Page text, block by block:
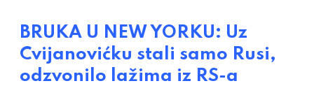
BRUKA U NEW YORKU: Uz
Cvijanovićku stali samo Rusi,
odzvonilo lažima iz RS-a